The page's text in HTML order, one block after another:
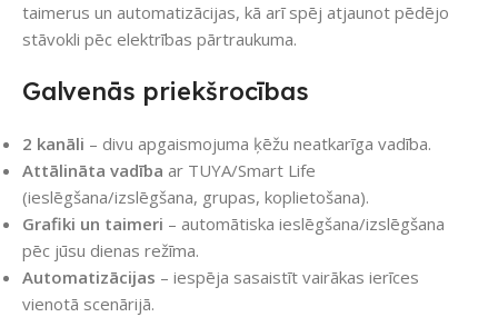
taimerus un automatizācijas, kā arī spēj atjaunot pēdējo
stāvokli pēc elektrības pārtraukuma.
Galvenās priekšrocības
2 kanāli – divu apgaismojuma ķēžu neatkarīga vadība.
Attālināta vadība ar TUYA/Smart Life
(ieslēgšana/izslēgšana, grupas, koplietošana).
Grafiki un taimeri – automātiska ieslēgšana/izslēgšana
pēc jūsu dienas režīma.
Automatizācijas – iespēja sasaistīt vairākas ierīces
vienotā scenārijā.